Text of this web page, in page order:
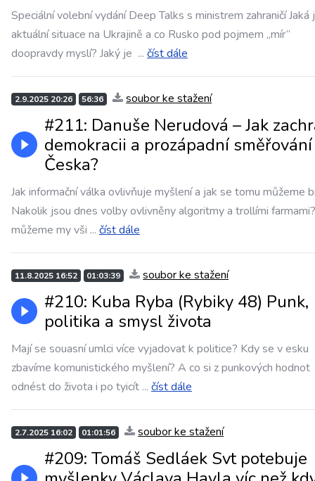
Speciální volební vydání Deep Talks s ministrem zahraničí Jaká
aktuální situace na Ukrajině a co Rusko pod pojmem „mír“
doopravdy myslí? Jaký je ... číst dále
2.9.2025 20:26 56:36 soubor ke stažení
#211: Danuše Nerudová – Jak
demokracii a prozápadní směřování
Česka?
Jak informační válka ovlivňuje myšlení a jak se tomu můžeme
Nakolik jsou dnes volby ovlivněny algoritmy a trollími
můžeme my vši ... číst dále
11.8.2025 16:52 01:03:39 soubor ke stažení
#210: Kuba Ryba (Rybiky 48) Punk,
politika a smysl života
Mají se souasní umlci více vyjadovat k politice? Kdy se v esku
zbavíme komunistického myšlení? A co si z punkových hodnot
odnést do života i po tyicít ... číst dále
2.7.2025 16:02 01:01:56 soubor ke stažení
#209: Tomáš Sedláek Svt potebuje